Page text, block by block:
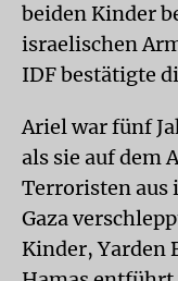
beiden Kinder
israelischen
IDF bestätigte
Ariel war fünf
als sie auf dem
Terroristen aus
Gaza
Kinder, Yarden